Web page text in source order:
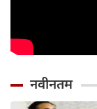
नवीनतम